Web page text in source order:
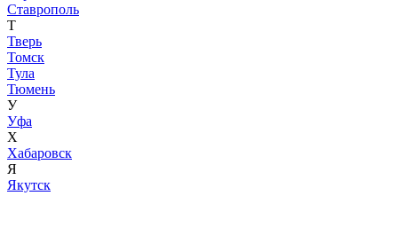
Ставрополь
Т
Тверь
Томск
Тула
Тюмень
У
Уфа
Х
Хабаровск
Я
Якутск